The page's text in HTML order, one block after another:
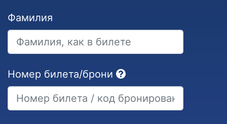
Фамилия
Номер билета/брони